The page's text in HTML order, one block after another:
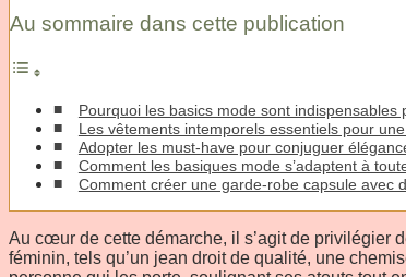
Au sommaire dans cette publication
Pourquoi les basics mode sont
Les vêtements intemporels essentiels pour
Adopter les must-have pour conjuguer
Comment les basiques mode s’adaptent à
Comment créer une garde-robe capsule avec
Au cœur de cette démarche, il s’agit de privilégier
féminin, tels qu’un jean droit de qualité, une